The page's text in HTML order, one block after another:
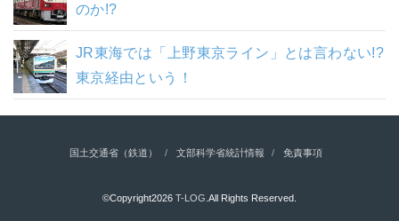
のか!?
JR東海では「上野東京ライン」とは言わない!?
東京経由という！
国土交通省（鉄道） 文部科学省統計情報 免責事項
©Copyright2026 T-LOG .All Rights Reserved.